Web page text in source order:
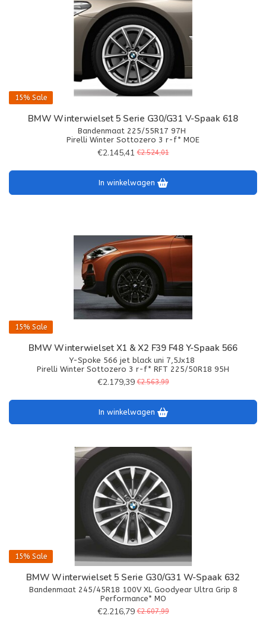
15% Sale
BMW Winterwielset 5 Serie G30/G31 V-Spaak 618
Bandenmaat 225/55R17 97H
Pirelli Winter Sottozero 3 r-f* MOE
€2.145,41 €2.524,01
In winkelwagen
15% Sale
BMW Winterwielset X1 & X2 F39 F48 Y-Spaak 566
Y-Spoke 566 jet black uni 7,5Jx18
Pirelli Winter Sottozero 3 r-f* RFT 225/50R18 95H
€2.179,39 €2.563,99
In winkelwagen
15% Sale
BMW Winterwielset 5 Serie G30/G31 W-Spaak 632
Bandenmaat 245/45R18 100V XL Goodyear Ultra Grip 8
Performance* MO
€2.216,79 €2.607,99